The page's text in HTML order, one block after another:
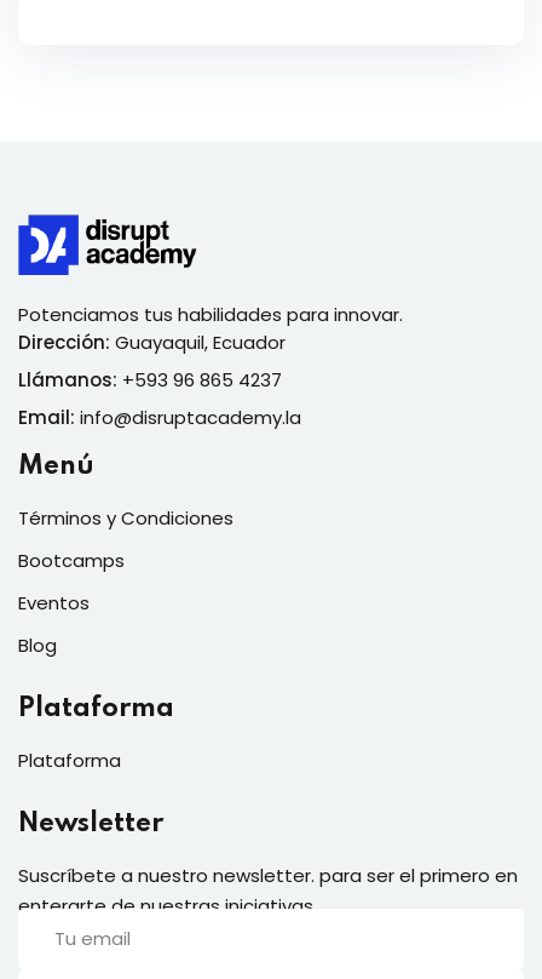
Potenciamos tus habilidades para innovar.
Dirección: Guayaquil, Ecuador
Llámanos: +593 96 865 4237
Email: info@disruptacademy.la
Menú
Términos y Condiciones
Bootcamps
Eventos
Blog
Plataforma
Plataforma
Newsletter
Suscríbete a nuestro newsletter. para ser el primero en
enterarte de nuestras iniciativas.